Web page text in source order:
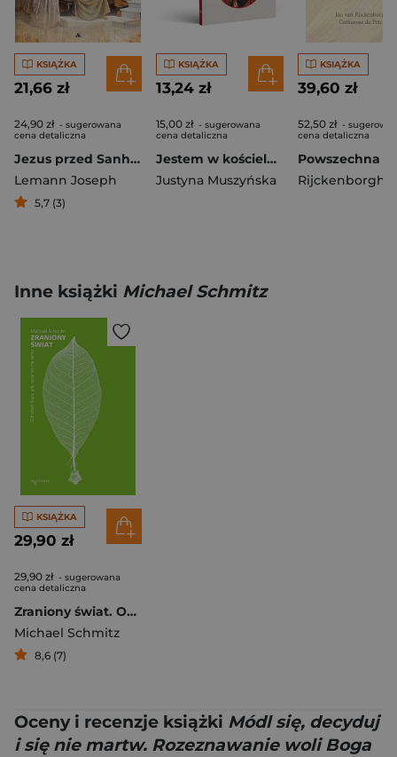
KSIĄŻKA
21,66 zł
24,90 zł - sugerowana
cena detaliczna
Jezus przed Sanhedrynem
Lemann Joseph
5,7 (3)
KSIĄŻKA
13,24 zł
15,00 zł - sugerowana
cena detaliczna
Jestem w kościele. Najświętsze Serce Pana Jezusa
Justyna Muszyńska
KSIĄŻKA
39,60 zł
52,50 zł -
cena detaliczna
Inne książki Michael Schmitz
KSIĄŻKA
29,90 zł
29,90 zł - sugerowana
cena detaliczna
Zraniony świat. Odnaleźć Boga, gdy życie nie ma sensu
Michael Schmitz
8,6 (7)
Oceny i recenzje książki Módl się, decyduj
i się nie martw. Rozeznawanie woli Boga